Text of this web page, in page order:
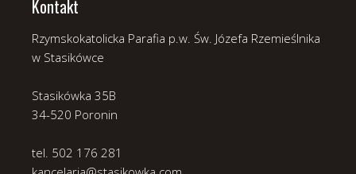
Kontakt
Rzymskokatolicka Parafia p.w. Św. Józefa Rzemieślnika
w Stasikówce
Stasikówka 35B
34-520 Poronin
tel. 502 176 281